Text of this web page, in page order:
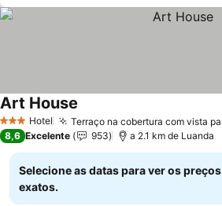
3 EstrelasHotel Terraço na cobertura com vista
Art House
8,6 Excelente 953 a 2.1 km de Luanda
Selecione as datas para ver os preços
exatos.